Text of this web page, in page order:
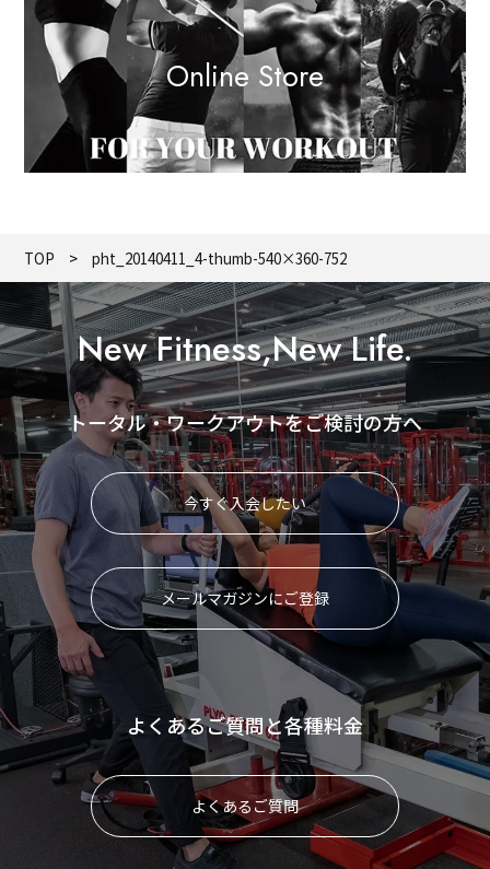
Online Store
TOP pht_20140411_4-thumb-540×360-752
New Fitness,New Life.
トータル・ワークアウトをご検討の方へ
今すぐ入会したい
メールマガジンにご登録
よくあるご質問と各種料金
よくあるご質問